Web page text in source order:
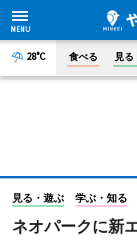
28°C 食べる 見る
見る・遊ぶ 学ぶ・知る
ネオパークに新